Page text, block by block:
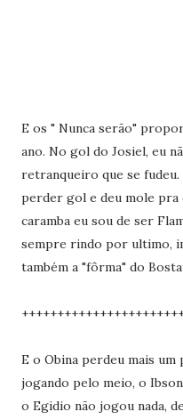
E os " Nunca serão"
ano. No gol do Josiel, eu
retranqueiro que se
perder gol e deu mole pra
caramba eu sou de ser
sempre rindo por ultimo,
também a "fôrma" do
E o Obina perdeu mais
jogando pelo meio, o
o Egidio não jogou nada,